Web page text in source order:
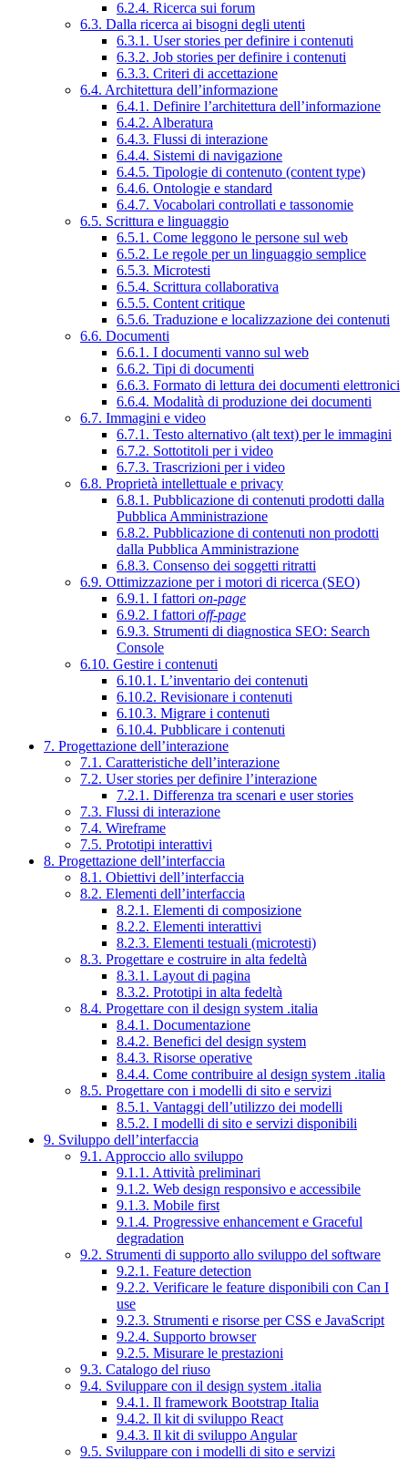
6.2.4. Ricerca sui forum
6.3. Dalla ricerca ai bisogni degli utenti
6.3.1. User stories per definire i contenuti
6.3.2. Job stories per definire i contenuti
6.3.3. Criteri di accettazione
6.4. Architettura dell’informazione
6.4.1. Definire l’architettura dell’informazione
6.4.2. Alberatura
6.4.3. Flussi di interazione
6.4.4. Sistemi di navigazione
6.4.5. Tipologie di contenuto (content type)
6.4.6. Ontologie e standard
6.4.7. Vocabolari controllati e tassonomie
6.5. Scrittura e linguaggio
6.5.1. Come leggono le persone sul web
6.5.2. Le regole per un linguaggio semplice
6.5.3. Microtesti
6.5.4. Scrittura collaborativa
6.5.5. Content critique
6.5.6. Traduzione e localizzazione dei contenuti
6.6. Documenti
6.6.1. I documenti vanno sul web
6.6.2. Tipi di documenti
6.6.3. Formato di lettura dei documenti elettronici
6.6.4. Modalità di produzione dei documenti
6.7. Immagini e video
6.7.1. Testo alternativo (alt text) per le immagini
6.7.2. Sottotitoli per i video
6.7.3. Trascrizioni per i video
6.8. Proprietà intellettuale e privacy
6.8.1. Pubblicazione di contenuti prodotti dalla
Pubblica Amministrazione
6.8.2. Pubblicazione di contenuti non prodotti
dalla Pubblica Amministrazione
6.8.3. Consenso dei soggetti ritratti
6.9. Ottimizzazione per i motori di ricerca (SEO)
6.9.1. I fattori on-page
6.9.2. I fattori off-page
6.9.3. Strumenti di diagnostica SEO: Search
Console
6.10. Gestire i contenuti
6.10.1. L’inventario dei contenuti
6.10.2. Revisionare i contenuti
6.10.3. Migrare i contenuti
6.10.4. Pubblicare i contenuti
7. Progettazione dell’interazione
7.1. Caratteristiche dell’interazione
7.2. User stories per definire l’interazione
7.2.1. Differenza tra scenari e user stories
7.3. Flussi di interazione
7.4. Wireframe
7.5. Prototipi interattivi
8. Progettazione dell’interfaccia
8.1. Obiettivi dell’interfaccia
8.2. Elementi dell’interfaccia
8.2.1. Elementi di composizione
8.2.2. Elementi interattivi
8.2.3. Elementi testuali (microtesti)
8.3. Progettare e costruire in alta fedeltà
8.3.1. Layout di pagina
8.3.2. Prototipi in alta fedeltà
8.4. Progettare con il design system .italia
8.4.1. Documentazione
8.4.2. Benefici del design system
8.4.3. Risorse operative
8.4.4. Come contribuire al design system .italia
8.5. Progettare con i modelli di sito e servizi
8.5.1. Vantaggi dell’utilizzo dei modelli
8.5.2. I modelli di sito e servizi disponibili
9. Sviluppo dell’interfaccia
9.1. Approccio allo sviluppo
9.1.1. Attività preliminari
9.1.2. Web design responsivo e accessibile
9.1.3. Mobile first
9.1.4. Progressive enhancement e Graceful
degradation
9.2. Strumenti di supporto allo sviluppo del software
9.2.1. Feature detection
9.2.2. Verificare le feature disponibili con Can I
use
9.2.3. Strumenti e risorse per CSS e JavaScript
9.2.4. Supporto browser
9.2.5. Misurare le prestazioni
9.3. Catalogo del riuso
9.4. Sviluppare con il design system .italia
9.4.1. Il framework Bootstrap Italia
9.4.2. Il kit di sviluppo React
9.4.3. Il kit di sviluppo Angular
9.5. Sviluppare con i modelli di sito e servizi